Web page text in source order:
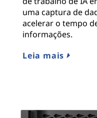
uma captura de
acelerar o tempo
informações.
Leia mais